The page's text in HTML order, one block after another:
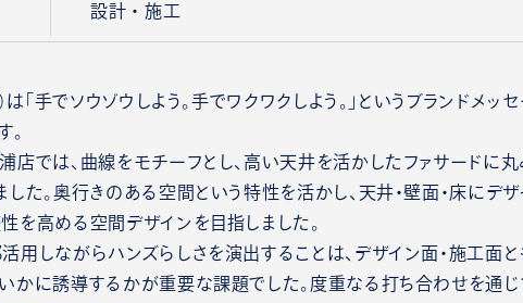
設計・施工
は「手でソウゾウしよう。手でワクワクしよう。」というブランドメ
。
店では、曲線をモチーフとし、高い天井を活かしたファサードに
した。奥行きのある空間という特性を活かし、天井・壁面・床にデ
を高める空間デザインを目指しました。
用しながらハンズらしさを演出することは、デザイン面・施工面
かに誘導するかが重要な課題でした。度重なる打ち合わせを通